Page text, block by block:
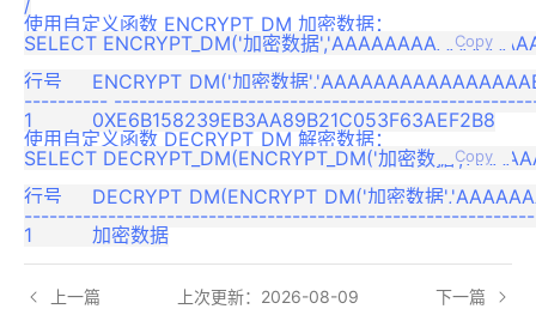
使用自定义函数 ENCRYPT_DM 加密数据：
Copy
SELECT ENCRYPT_DM('加密数据
行号     ENCRYPT_DM('加密数据
----------
使用自定义函数 DECRYPT_DM 解密数据：
Copy
SELECT DECRYPT_DM(ENCRYPT_DM('加密数据
行号     DECRYPT_DM(ENCRYPT_DM('加密数据
上次更新：2026-08-09
上一篇 下一篇